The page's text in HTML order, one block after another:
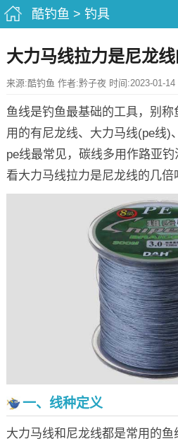
酷钓鱼 > 钓具
大力马线拉力是尼龙线
来源:酷钓鱼 作者:黔子夜 时间:2023-01-14
鱼线是钓鱼最基础的工具，别
用的有尼龙线、大力马线(pe线)
pe线最常见，碳线多用作路亚
看大力马线拉力是尼龙线的几倍
一、线种定义
大力马线和尼龙线都是常用的